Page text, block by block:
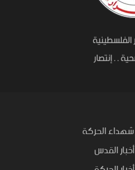
شهداء الحركة
أخبار القدس